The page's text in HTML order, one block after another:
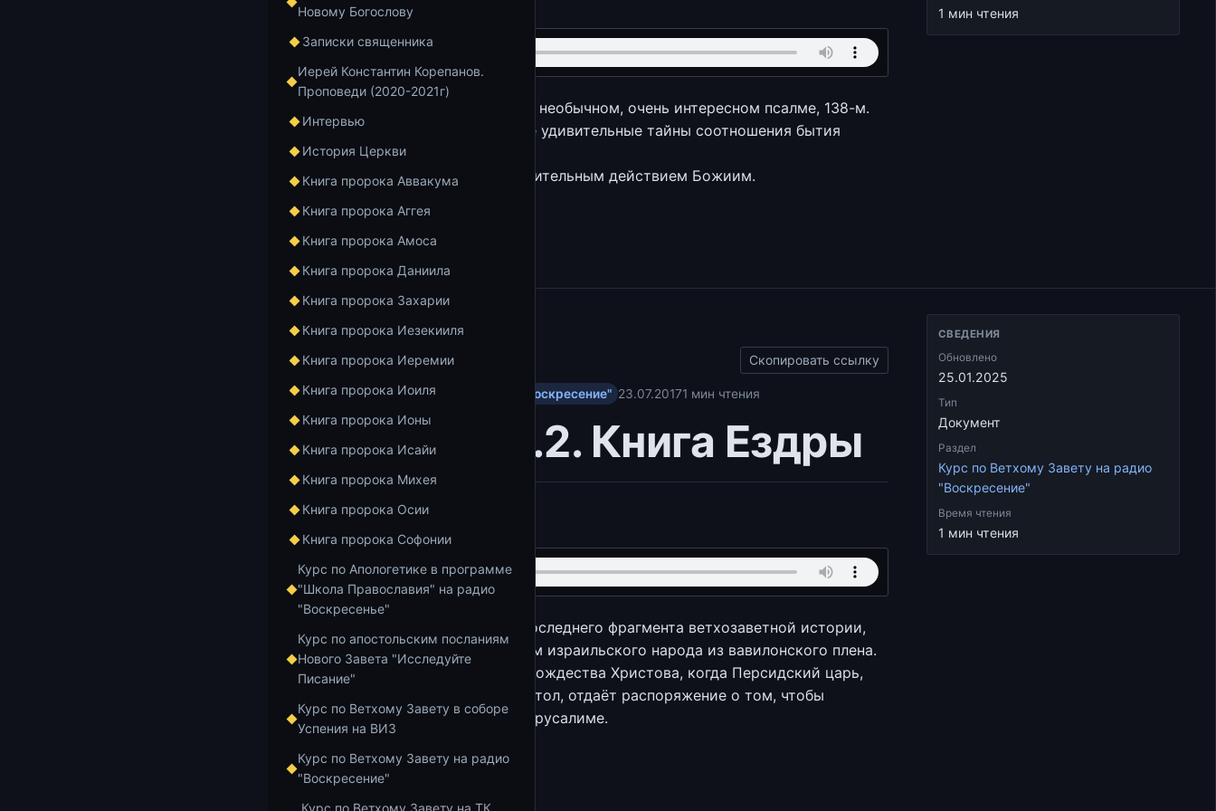
Новому Богослову
Записки священника
Иерей Константин Корепанов.
Проповеди (2020-2021г)
Интервью
История Церкви
Книга пророка Аввакума
Книга пророка Аггея
Книга пророка Амоса
Книга пророка Даниила
Книга пророка Захарии
Книга пророка Иезекииля
Книга пророка Иеремии
Книга пророка Иоиля
Книга пророка Ионы
Книга пророка Исайи
Книга пророка Михея
Книга пророка Осии
Книга пророка Софонии
Курс по Апологетике в программе
"Школа Православия" на радио
"Воскресенье"
Курс по апостольским посланиям
Нового Завета "Исследуйте
Писание"
Курс по Ветхому Завету в соборе
Успения на ВИЗ
Курс по Ветхому Завету на радио
"Воскресение"
Курс по Ветхому Завету на ТК
Сегодня остановимся на одном необычном, очень интересном псалме, 138-м.
В нём раскрываются некоторые удивительные тайны соотношения бытия
Божиего и мира сего.
То, что мы назвали бы промыслительным действием Божиим.
Добавить в избранное
1 мин чтения
Главная Архивы
Скопировать ссылку
Курс по Ветхому Завету на радио "Воскресение" 23.07.20171 мин чтения
Лекция 64.2. Книга Ездры
https://youtu.be/SGz5fUA1hS4
Приступаем к рассмотрению последнего фрагмента ветхозаветной истории,
который связан с возвращением израильского народа из вавилонского плена.
Начинается всё с 538 года до Рождества Христова, когда Персидский царь,
захвативший Вавилонский престол, отдаёт распоряжение о том, чтобы
восстановить Храм Божий в Иерусалиме.
Добавить в избранное
СВЕДЕНИЯ
Обновлено
25.01.2025
Тип
Документ
Раздел
Курс по Ветхому Завету на радио
"Воскресение"
Время чтения
1 мин чтения